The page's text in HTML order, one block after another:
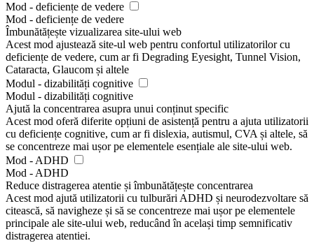
Mod - deficiențe de vedere
Mod - deficiențe de vedere
Îmbunătățește vizualizarea site-ului web
Acest mod ajustează site-ul web pentru confortul utilizatorilor cu
deficiențe de vedere, cum ar fi Degrading Eyesight, Tunnel Vision,
Cataracta, Glaucom și altele
Modul - dizabilități cognitive
Modul - dizabilități cognitive
Ajută la concentrarea asupra unui conținut specific
Acest mod oferă diferite opțiuni de asistență pentru a ajuta utilizatorii
cu deficiențe cognitive, cum ar fi dislexia, autismul, CVA și altele, să
se concentreze mai ușor pe elementele esențiale ale site-ului web.
Mod - ADHD
Mod - ADHD
Reduce distragerea atentie și îmbunătățește concentrarea
Acest mod ajută utilizatorii cu tulburări ADHD și neurodezvoltare să
citească, să navigheze și să se concentreze mai ușor pe elementele
principale ale site-ului web, reducând în același timp semnificativ
distragerea atentiei.